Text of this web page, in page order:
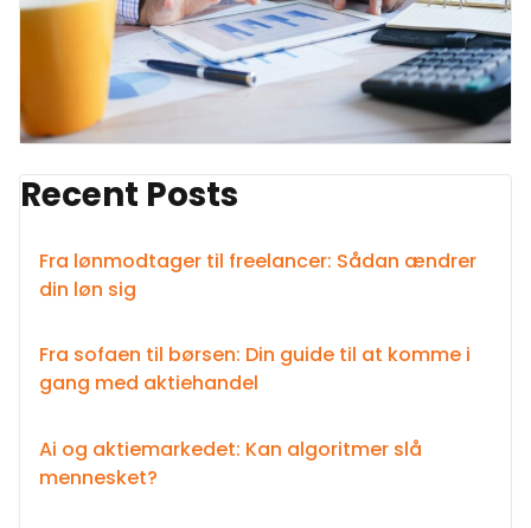
Recent Posts
Fra lønmodtager til freelancer: Sådan ændrer
din løn sig
Fra sofaen til børsen: Din guide til at komme i
gang med aktiehandel
Ai og aktiemarkedet: Kan algoritmer slå
mennesket?